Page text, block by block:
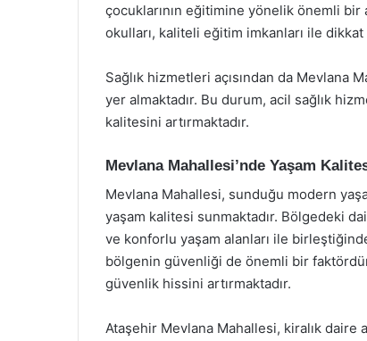
çocuklarının eğitimine yönelik önemli bir
okulları, kaliteli eğitim imkanları ile
Sağlık hizmetleri açısından da Mevlana
yer almaktadır. Bu durum, acil sağlık
kalitesini artırmaktadır.
Mevlana Mahallesi’nde Yaşam
Mevlana Mahallesi, sunduğu modern
yaşam kalitesi sunmaktadır. Bölgedeki
ve konforlu yaşam alanları ile
bölgenin güvenliği de önemli bir
güvenlik hissini artırmaktadır.
Ataşehir Mevlana Mahallesi, kiralık